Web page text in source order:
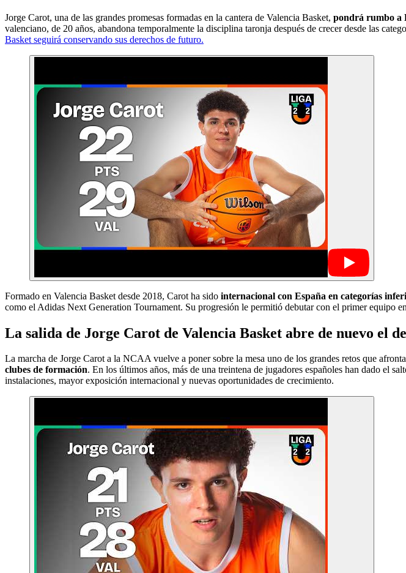
Jorge Carot, una de las grandes promesas formadas en la cantera de Valencia Basket, pondrá rumbo a
valenciano, de 20 años, abandona temporalmente la disciplina taronja después de crecer desde las
Basket seguirá conservando sus derechos de futuro.
Formado en Valencia Basket desde 2018, Carot ha sido internacional con España en categorías
como el Adidas Next Generation Tournament. Su progresión le permitió debutar con el primer equipo
La salida de Jorge Carot de Valencia Basket abre de nuevo el
La marcha de Jorge Carot a la NCAA vuelve a poner sobre la mesa uno de los grandes retos que
clubes de formación. En los últimos años, más de una treintena de jugadores españoles han dado el
instalaciones, mayor exposición internacional y nuevas oportunidades de crecimiento.